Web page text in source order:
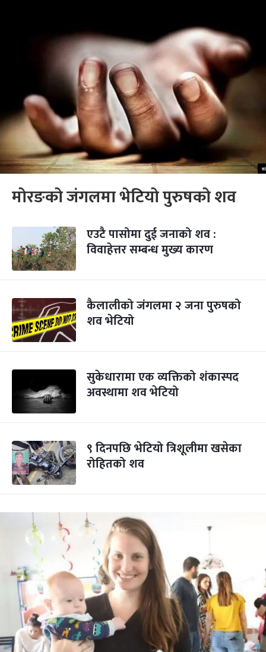
मोरङको जंगलमा भेटियो पुरुषको शव
एउटै पासोमा दुई जनाको शव :
विवाहेत्तर सम्बन्ध मुख्य कारण
कैलालीको जंगलमा २ जना पुरुषको
शव भेटियो
सुकेधारामा एक व्यक्तिको शंकास्पद
अवस्थामा शव भेटियो
९ दिनपछि भेटियो त्रिशूलीमा खसेका
रोहितको शव